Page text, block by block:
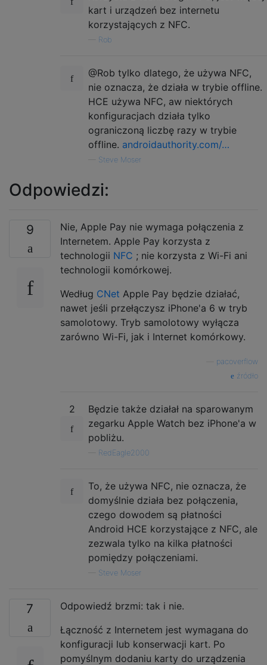
kart i urządzeń bez internetu
korzystających z NFC.
Rob
@Rob tylko dlatego, że używa NFC,
nie oznacza, że ​​działa w trybie offline.
HCE używa NFC, aw niektórych
konfiguracjach działa tylko
ograniczoną liczbę razy w trybie
offline. androidauthority.com/…
Steve Moser
Odpowiedzi:
9
Nie, Apple Pay nie wymaga połączenia z
Internetem. Apple Pay korzysta z
technologii NFC ; nie korzysta z Wi-Fi ani
technologii komórkowej.
Według CNet Apple Pay będzie działać,
nawet jeśli przełączysz iPhone'a 6 w tryb
samolotowy. Tryb samolotowy wyłącza
zarówno Wi-Fi, jak i Internet komórkowy.
pacoverflow
źródło
2
Będzie także działał na sparowanym
zegarku Apple Watch bez iPhone'a w
pobliżu.
RedEagle2000
To, że używa NFC, nie oznacza, że ​​
domyślnie działa bez połączenia,
czego dowodem są płatności
Android HCE korzystające z NFC, ale
zezwala tylko na kilka płatności
pomiędzy połączeniami.
Steve Moser
7
Odpowiedź brzmi: tak i nie.
Łączność z Internetem jest wymagana do
konfiguracji lub konserwacji kart. Po
pomyślnym dodaniu karty do urządzenia